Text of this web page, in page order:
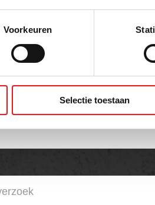
Voorkeuren
Selectie toestaan
dit product of een offerte
E-mailadres